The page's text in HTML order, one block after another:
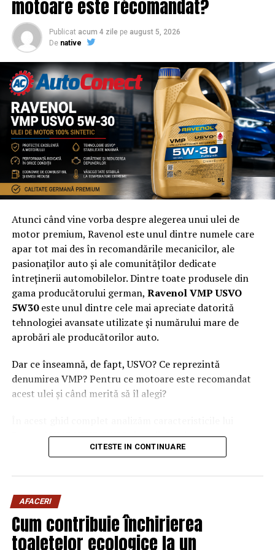
motoare este recomandat?
Publicat acum 4 zile pe august 5, 2026
De native
Atunci când vine vorba despre alegerea unui ulei de
motor premium, Ravenol este unul dintre numele care
apar tot mai des în recomandările mecanicilor, ale
pasionaților auto și ale comunităților dedicate
întreținerii automobilelor. Dintre toate produsele din
gama producătorului german, Ravenol VMP USVO
5W30este unul dintre cele mai apreciate datorită
tehnologiei avansate utilizate și numărului mare de
aprobări ale producătorilor auto.
Dar ce înseamnă, de fapt, USVO? Ce reprezintă
denumirea VMP? Pentru ce motoare este recomandat
acest ulei și când merită să îl alegi?
Ravenol VMP USVO 5W30 și explicăm de ce este
considerat unul dintre cele mai performante uleiuri de
Ravenol este un producător german de lubrifianți
fondat în anul 1946 și recunoscut la nivel internațional
pentru dezvoltarea deuleiuri de motor premium
CITESTE IN CONTINUARE
AFACERI
Cum contribuie închirierea
toaletelor ecologice la un